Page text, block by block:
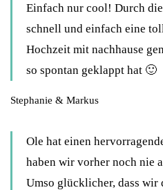
Einfach nur cool! Durch
schnell und einfach eine
Hochzeit mit nachhause
so spontan geklappt hat 🙂
Stephanie & Markus
Ole hat einen
haben wir vorher noch nie
Umso glücklicher, dass wir